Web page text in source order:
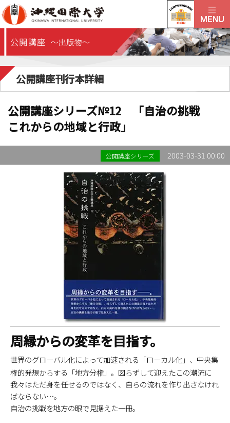
公開講座刊行本詳細
公開講座シリーズ№12 「自治の挑戦
これからの地域と行政」
公開講座シリーズ 2003-03-31 00:00
周縁からの変革を目指す。
世界のグローバル化によって加速される「ローカル化」、中央集
権的発想からする「地方分権」。図らずして迎えたこの潮流に
我々はただ身を任せるのではなく、自らの流れを作り出さなけれ
ばならない…。
自治の挑戦を地方の眼で見据えた一冊。